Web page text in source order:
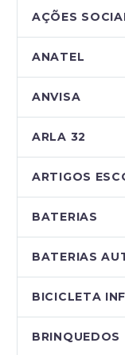
AÇÕES
ANATEL
ANVISA
ARLA 32
ARTIGOS
BATERIAS
BATERIAS
BICICLETA
BRINQUEDOS